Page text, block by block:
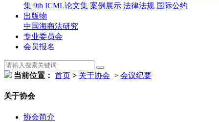
集 9th ICML论文集 案例展示 法律法规 国际公约
出版物
中国海商法研究
专业委员会
会员报名
当前位置： 首页 > 关于协会 > 会议纪要
关于协会
协会简介